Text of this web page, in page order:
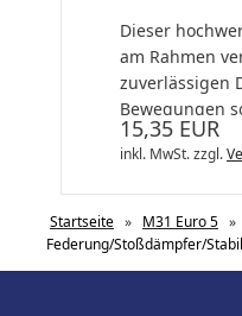
Dieser
am Rahmen
zuverlässigen
Bewegungen
Fahrgestells
15,35 EUR
inkl. MwSt.zzgl.
Startseite » M31 Euro 5 »
Federung/Stoßdämpfer/